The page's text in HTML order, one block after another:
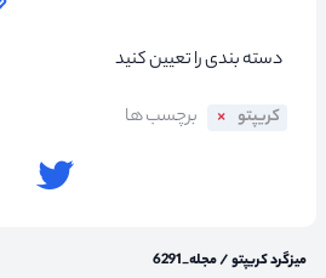
کریپتو
میزگرد کریپتو/مجله_6291